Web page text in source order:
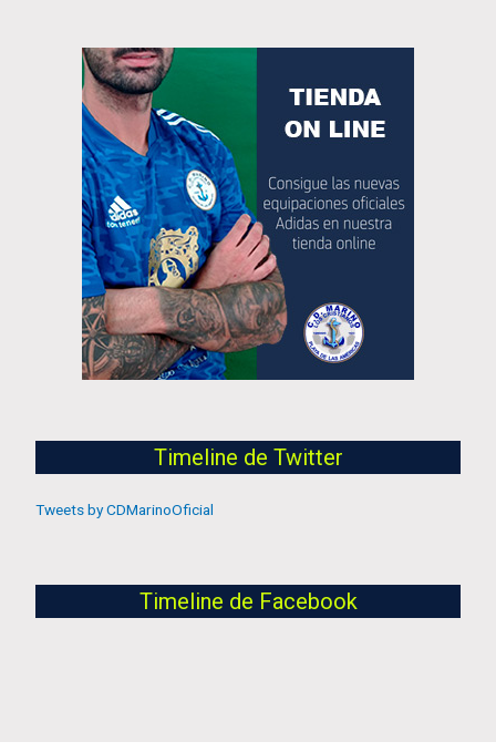
Timeline de Twitter
Tweets by CDMarinoOficial
Timeline de Facebook